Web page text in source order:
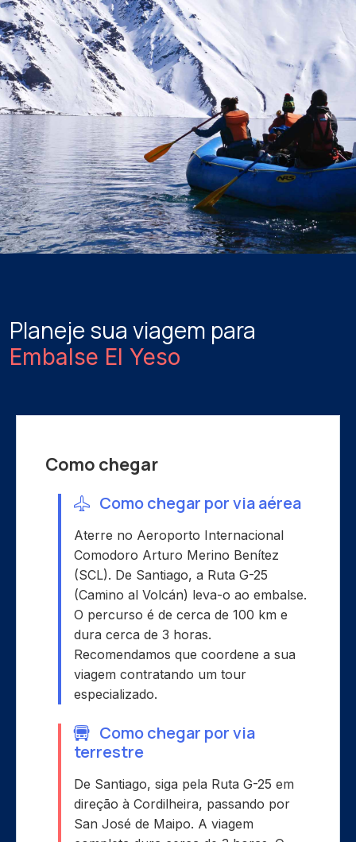
Planeje sua viagem para
Embalse El Yeso
Como chegar
Como chegar por via aérea
Aterre no Aeroporto Internacional
Comodoro Arturo Merino Benítez
(SCL). De Santiago, a Ruta G-25
(Camino al Volcán) leva-o ao embalse.
O percurso é de cerca de 100 km e
dura cerca de 3 horas.
Recomendamos que coordene a sua
viagem contratando um tour
especializado.
Como chegar por via
terrestre
De Santiago, siga pela Ruta G-25 em
direção à Cordilheira, passando por
San José de Maipo. A viagem